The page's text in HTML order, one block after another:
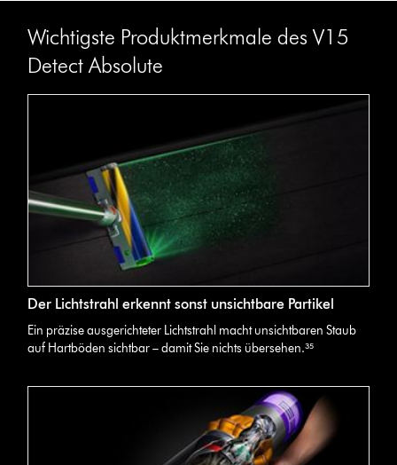
Wichtigste Produktmerkmale des V15
Detect Absolute
Der Lichtstrahl erkennt sonst unsichtbare Partikel
Ein präzise ausgerichteter Lichtstrahl macht unsichtbaren Staub
auf Hartböden sichtbar – damit Sie nichts übersehen.³⁵